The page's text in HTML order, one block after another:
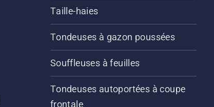
Taille-haies
Tondeuses à gazon poussées
Souffleuses à feuilles
Tondeuses autoportées à coupe
frontale